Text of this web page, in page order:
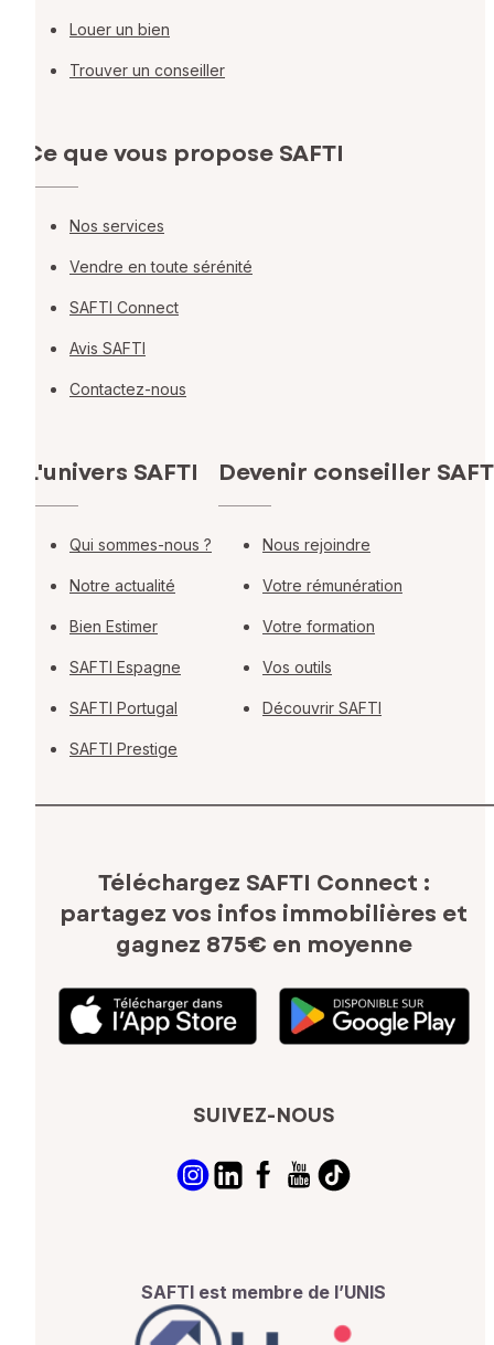
Louer un bien
Trouver un conseiller
Ce que vous propose SAFTI
Nos services
Vendre en toute sérénité
SAFTI Connect
Avis SAFTI
Contactez-nous
L'univers SAFTI
Qui sommes-nous ?
Notre actualité
Bien Estimer
SAFTI Espagne
SAFTI Portugal
SAFTI Prestige
Devenir conseiller
Nous rejoindre
Votre rémunération
Votre formation
Vos outils
Découvrir SAFTI
Téléchargez SAFTI Connect :
partagez vos infos immobilières et
gagnez 875€ en moyenne
SUIVEZ-NOUS
SAFTI est membre de l’UNIS